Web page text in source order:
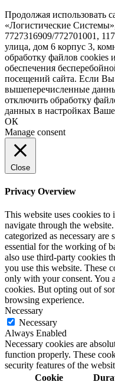
Продолжая использовать
«Логистические
7727316909/772701001,
улица, дом 6 корпус 3,
обработку файлов cookies
обеспечения
посещений сайта. Если
вышеперечисленные
отключить обработку
данных в настройках
ОК
Manage consent
Close
Privacy Overview
This website uses cookies
navigate through the
categorized as necessary
essential for the working of
also use third-party cookies
you use this website. These
only with your consent. You
cookies. But opting out of
browsing experience.
Necessary
Necessary
Always Enabled
Necessary cookies are
function properly. These
security features of the
Cookie